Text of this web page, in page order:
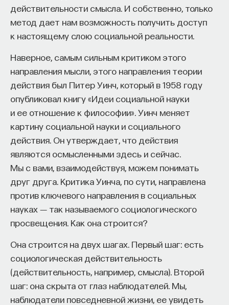
действительности смысла. И собственно, только
метод дает нам возможность получить доступ
к настоящему слою социальной реальности.
Наверное, самым сильным критиком этого
направления мысли, этого направления теории
действия был Питер Уинч, который в 1958 году
опубликовал книгу «Идеи социальной науки
и ее отношение к философии». Уинч меняет
картину социальной науки и социального
действия. Он утверждает, что действия
являются осмысленными здесь и сейчас.
Мы с вами, взаимодействуя, можем понимать
друг друга. Критика Уинча, по сути, направлена
против ключевого направления в социальных
науках ― так называемого социологического
просвещения. Как она строится?
Она строится на двух шагах. Первый шаг: есть
социологическая действительность
(действительность, например, смысла). Второй
шаг: она скрыта от глаз наблюдателей. Мы,
наблюдатели повседневной жизни, ее увидеть